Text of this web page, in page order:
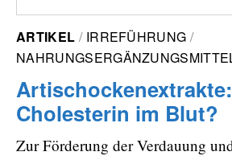
ARTIKEL
IRREFÜHRUNG
Cholesterin im Blut?
Zur Förderung der Verdauung